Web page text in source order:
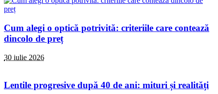
Cum alegi o optică potrivită: criteriile care contează
dincolo de preț
30 iulie 2026
Lentile progresive după 40 de ani: mituri și realități